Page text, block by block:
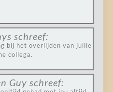
schreef:
bij het overlijden van jullie
collega.
Guy schreef: